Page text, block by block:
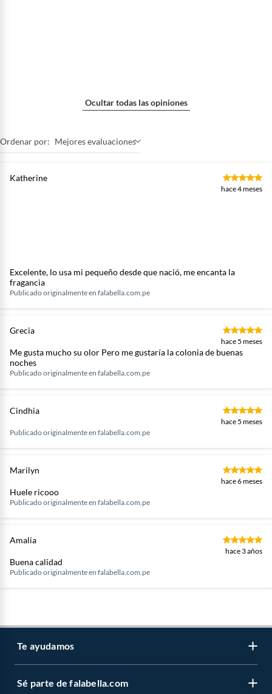
Ocultar todas las opiniones
Ordenar por: Mejores evaluaciones
Katherine
hace 4 meses
Excelente, lo usa mi pequeño desde que nació, me encanta la
fragancia
Publicado originalmente en falabella.com.pe
Grecia
hace 5 meses
Me gusta mucho su olor Pero me gustaría la colonia de buenas
noches
Publicado originalmente en falabella.com.pe
Cindhia
hace 5 meses
Publicado originalmente en falabella.com.pe
Marilyn
hace 6 meses
Huele ricooo
Publicado originalmente en falabella.com.pe
Amalia
hace 3 años
Buena calidad
Publicado originalmente en falabella.com.pe
Te ayudamos
Venta telefónica
Sé parte de falabella.com